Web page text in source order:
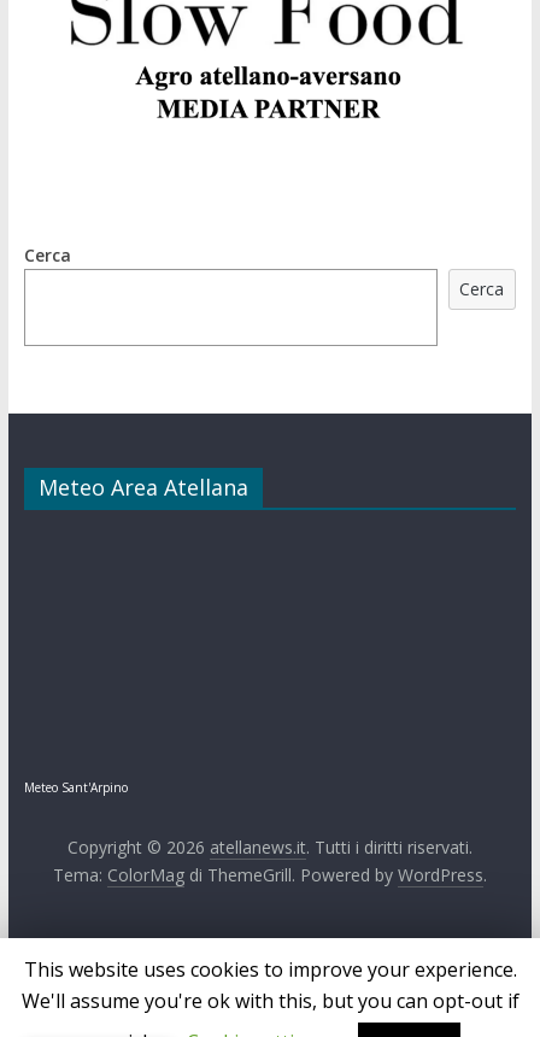
Cerca
Cerca
Meteo Area Atellana
Meteo Sant'Arpino
Copyright © 2026 atellanews.it. Tutti i diritti riservati.
Tema: ColorMagdi ThemeGrill. Powered by WordPress.
This website uses cookies to improve your experience.
We'll assume you're ok with this, but you can opt-out if